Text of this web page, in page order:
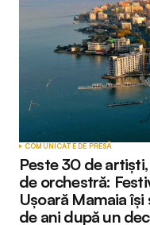
COMUNICATE DE PRESĂ
Peste 30 de
de orchestră:
Ușoară Mamaia
de ani după un